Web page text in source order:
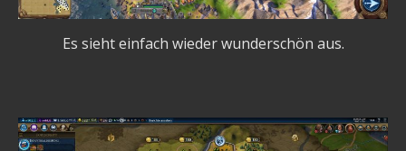
Es sieht einfach wieder wunderschön aus.